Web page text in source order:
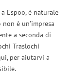
Espoo, è naturale
è un’impresa
a seconda di
Traslochi
per aiutarvi a